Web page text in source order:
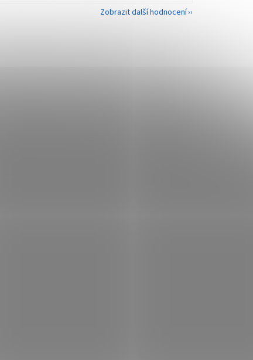
Zobrazit další hodnocení